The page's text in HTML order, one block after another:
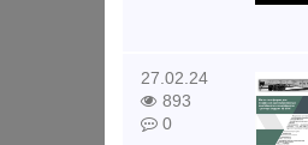
27.02.24
893
0